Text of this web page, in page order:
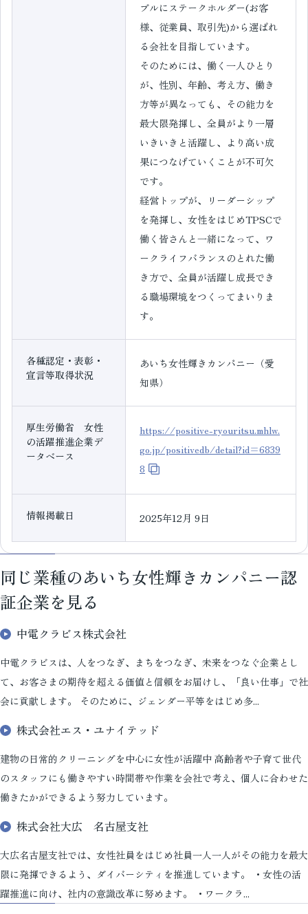
ブルにステークホルダー(お客
様、従業員、取引先)から選ばれ
る会社を目指しています。
そのためには、働く一人ひとり
が、性別、年齢、考え方、働き
方等が異なっても、その能力を
最大限発揮し、全員がより一層
いきいきと活躍し、より高い成
果につなげていくことが不可欠
です。
経営トップが、リーダーシップ
を発揮し、女性をはじめTPSCで
働く皆さんと一緒になって、ワ
ークライフバランスのとれた働
き方で、全員が活躍し成長でき
る職場環境をつくってまいりま
す。
各種認定・表彰・
宣言等取得状況
あいち女性輝きカンパニー（愛
知県）
厚生労働省 女性
の活躍推進企業デ
ータベース
https://positive-ryouritsu.mhlw.
go.jp/positivedb/detail?id=6839
8
情報掲載日 2025年12月 9日
同じ業種のあいち女性輝きカンパニー認
証企業を見る
中電クラビス株式会社
中電クラビスは、人をつなぎ、まちをつなぎ、未来をつなぐ企業とし
て、お客さまの期待を超える価値と信頼をお届けし、「良い仕事」で社
会に貢献します。 そのために、ジェンダー平等をはじめ多...
株式会社エス・ユナイテッド
建物の日常的クリーニングを中心に女性が活躍中 高齢者や子育て世代
のスタッフにも働きやすい時間帯や作業を会社で考え、個人に合わせた
働きたかができるよう努力しています。
株式会社大広 名古屋支社
大広名古屋支社では、女性社員をはじめ社員一人一人がその能力を最大
限に発揮できるよう、ダイバーシティを推進しています。 ・女性の活
躍推進に向け、社内の意識改革に努めます。 ・ワークラ...